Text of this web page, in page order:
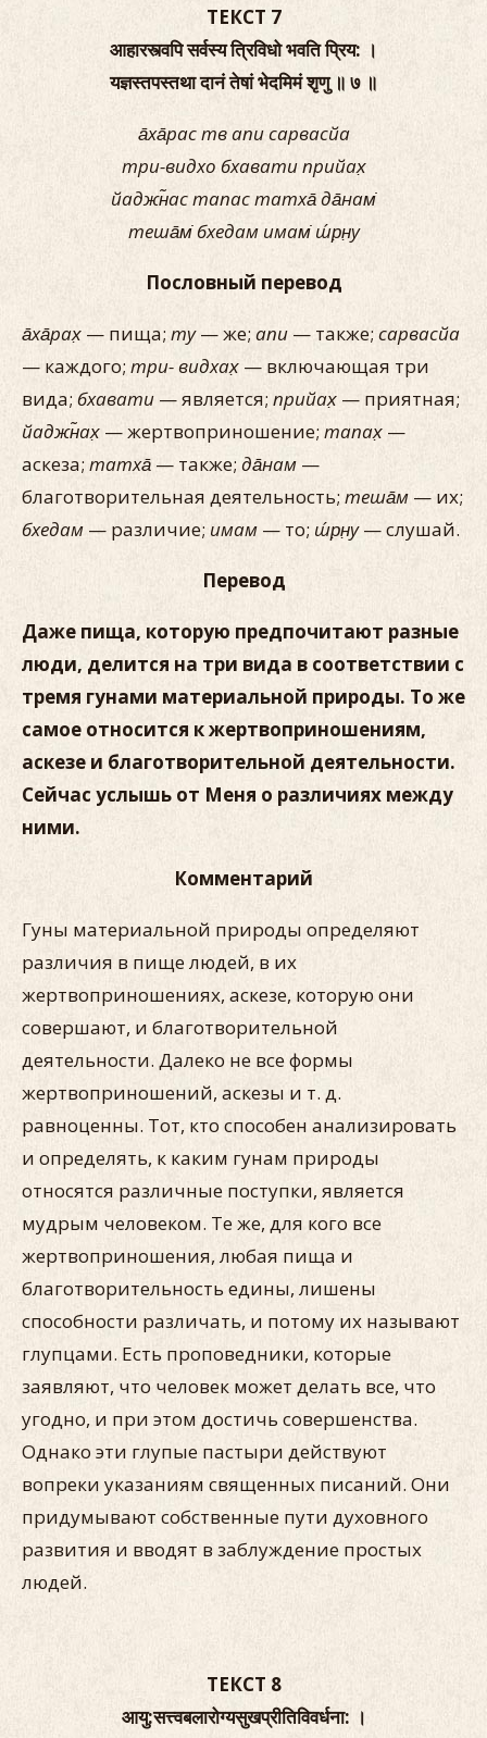
ТЕКСТ 7
आहारस्त्वपि सर्वस्य त्रिविधो भवति प्रिय: ।
यज्ञस्तपस्तथा दानं तेषां भेदमिमं श‍ृणु ॥ ७ ॥
а̄ха̄рас тв апи сарвасйа
три-видхо бхавати прийах̣
йаджн̃ас тапас татха̄ да̄нам̇
теша̄м̇ бхедам имам̇ ш́р̣н̣у
Пословный перевод
а̄ха̄рах̣ — пища; ту— же; апи — также; сарвасйа
— каждого; три- видхах̣ — включающая три
вида; бхавати — является; прийах̣ — приятная;
йаджн̃ах̣ — жертвоприношение; тапах̣ —
аскеза; татха̄ — также; да̄нам —
благотворительная деятельность; теша̄м — их;
бхедам — различие; имам — то; ш́р̣н̣у— слушай.
Перевод
Даже пища, которую предпочитают разные
люди, делится на три вида в соответствии с
тремя гунами материальной природы. То же
самое относится к жертвоприношениям,
аскезе и благотворительной деятельности.
Сейчас услышь от Меня о различиях между
ними.
Комментарий
Гуны материальной природы определяют
различия в пище людей, в их
жертвоприношениях, аскезе, которую они
совершают, и благотворительной
деятельности. Далеко не все формы
жертвоприношений, аскезы и т. д.
равноценны. Тот, кто способен анализировать
и определять, к каким гунам природы
относятся различные поступки, является
мудрым человеком. Те же, для кого все
жертвоприношения, любая пища и
благотворительность едины, лишены
способности различать, и потому их называют
глупцами. Есть проповедники, которые
заявляют, что человек может делать все, что
угодно, и при этом достичь совершенства.
Однако эти глупые пастыри действуют
вопреки указаниям священных писаний. Они
придумывают собственные пути духовного
развития и вводят в заблуждение простых
людей.
ТЕКСТ 8
आयु:सत्त्वबलारोग्यसुखप्रीतिविवर्धना: ।